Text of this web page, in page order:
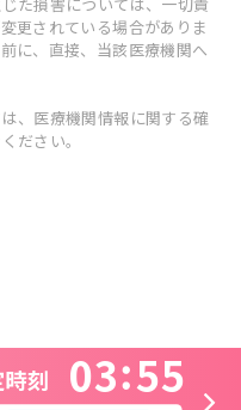
更されている場合がありま
に、直接、当該医療機関へ
、医療機関情報に関する確
ださい。
03 55